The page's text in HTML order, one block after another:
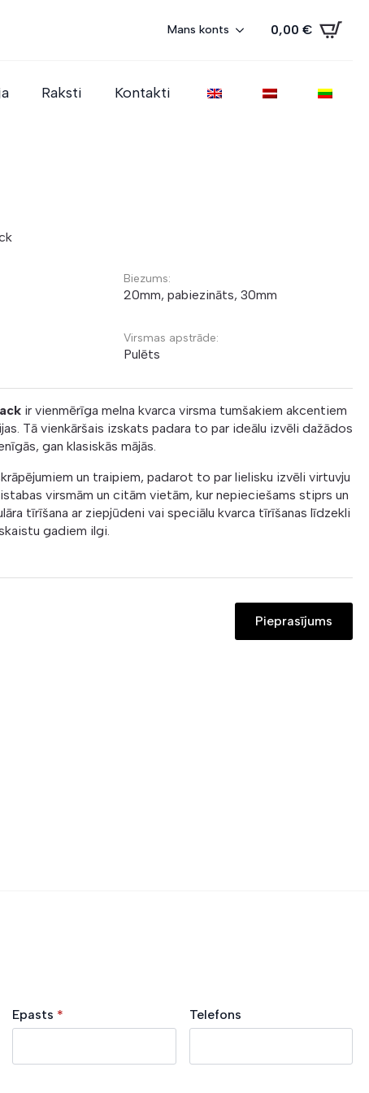
Mans konts 0,00 €
Raksti Kontakti
Biezums:
20mm, pabiezināts, 30mm
Virsmas apstrāde:
Pulēts
ir vienmērīga melna kvarca virsma tumšakiem akcentiem
Tā vienkāršais izskats padara to par ideālu izvēli dažādos
gan klasiskās mājās.
un traipiem, padarot to par lielisku izvēli virtuvju
virsmām un citām vietām, kur nepieciešams stiprs un
tīrīšana ar ziepjūdeni vai speciālu kvarca tīrīšanas līdzekli
gadiem ilgi.
Pieprasījums
Epasts * Telefons